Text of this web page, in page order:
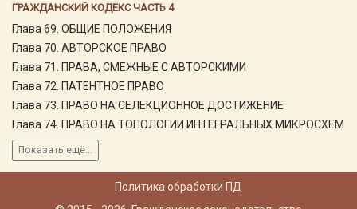
ГРАЖДАНСКИЙ КОДЕКС ЧАСТЬ 4
Глава 69. ОБЩИЕ ПОЛОЖЕНИЯ
Глава 70. АВТОРСКОЕ ПРАВО
Глава 71. ПРАВА, СМЕЖНЫЕ С АВТОРСКИМИ
Глава 72. ПАТЕНТНОЕ ПРАВО
Глава 73. ПРАВО НА СЕЛЕКЦИОННОЕ ДОСТИЖЕНИЕ
Глава 74. ПРАВО НА ТОПОЛОГИИ ИНТЕГРАЛЬНЫХ МИКРОСХЕМ
Показать ещё...
Политика обработки ПД